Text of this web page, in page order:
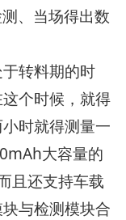
、当场得出数
转料期的时
个时候，就得
时就得测量一
大容量的
且还支持车载
与检测模块合